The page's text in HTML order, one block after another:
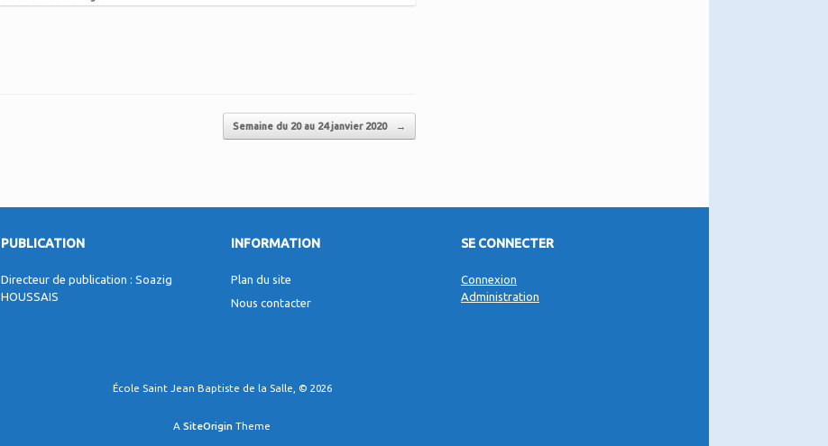
Semaine du 20 au 24 janvier 2020 →
PUBLICATION
Directeur de publication : Soazig
HOUSSAIS
INFORMATION
Plan du site
Nous contacter
SE CONNECTER
Connexion
Administration
École Saint Jean Baptiste de la Salle, © 2026
A SiteOrigin Theme